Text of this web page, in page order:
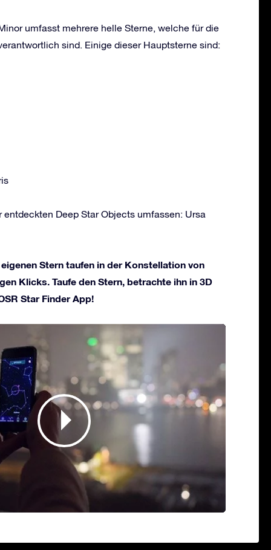
umfasst mehrere helle Sterne, welche für die
sind. Einige dieser Hauptsterne sind:
entdeckten Deep Star Objects umfassen: Ursa
Stern taufen in der Konstellation von
Klicks. Taufe den Stern, betrachte ihn in 3D
Star Finder App!